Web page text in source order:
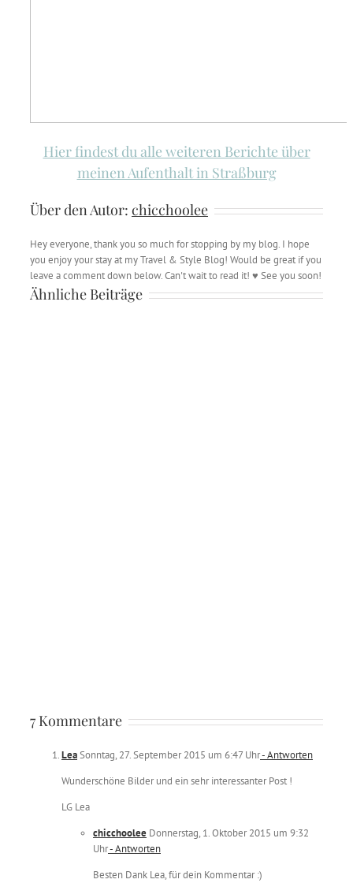
Hier findest du alle weiteren Berichte über
meinen Aufenthalt in Straßburg
Über den Autor: chicchoolee
Hey everyone, thank you so much for stopping by my blog. I hope
you enjoy your stay at my Travel & Style Blog! Would be great if you
leave a comment down below. Can't wait to read it! ♥ See you soon!
Ähnliche Beiträge
7 Kommentare
LeaSonntag, 27. September 2015 um 6:47 Uhr- Antworten
Wunderschöne Bilder und ein sehr interessanter Post !
LG Lea
chicchoolee Donnerstag, 1. Oktober 2015 um 9:32
Uhr- Antworten
Besten Dank Lea, für dein Kommentar :)